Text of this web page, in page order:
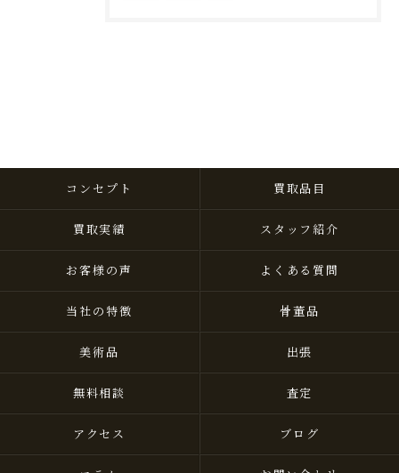
コンセプト 買取品目
買取実績 スタッフ紹介
お客様の声 よくある質問
当社の特徴 骨董品
美術品 出張
無料相談 査定
アクセス ブログ